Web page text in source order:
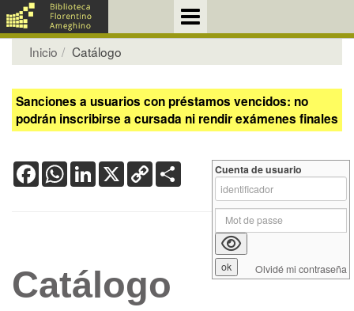
Inicio Catálogo
Sanciones a usuarios con préstamos vencidos: no
podrán inscribirse a cursada ni rendir exámenes finales
FacebookWhatsApp
LinkedIn
X Copy
Link
Catálogo
Cuenta de usuario
Olvidé mi contraseña